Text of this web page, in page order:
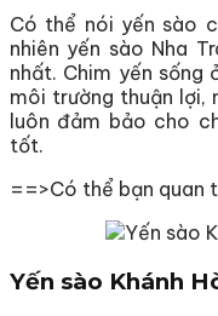
Có thể nói yến sào
nhiên yến sào Nha
nhất. Chim yến sống
môi trường thuận lợi,
luôn đảm bảo cho
tốt.
==>Có thể bạn quan
Yến sào Khánh